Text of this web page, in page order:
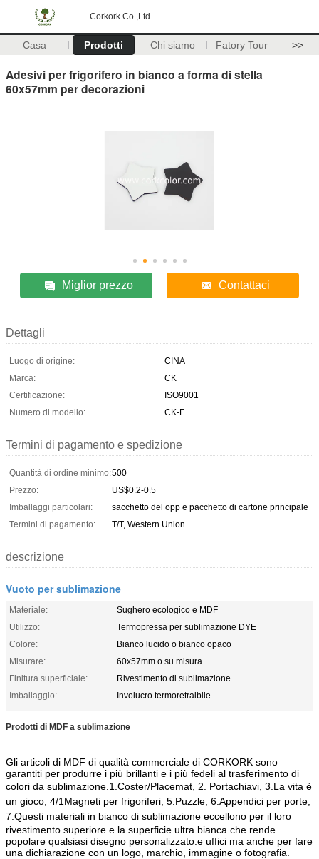
Corkork Co.,Ltd.
Casa Prodotti Chi siamo Fatory Tour >>
Adesivi per frigorifero in bianco a forma di stella
60x57mm per decorazioni
Miglior prezzo Contattaci
Dettagli
Luogo di origine:
CINA
Marca:
CK
Certificazione:
ISO9001
Numero di modello:
CK-F
Termini di pagamento e spedizione
Quantità di ordine minimo:500
Prezzo:
US$0.2-0.5
Imballaggi particolari:
sacchetto del opp e pacchetto di cartone principale
Termini di pagamento:
T/T, Western Union
descrizione
Vuoto per sublimazione
Materiale:
Sughero ecologico e MDF
Utilizzo:
Termopressa per sublimazione DYE
Colore:
Bianco lucido o bianco opaco
Misurare:
60x57mm o su misura
Finitura superficiale:
Rivestimento di sublimazione
Imballaggio:
Involucro termoretraibile
Prodotti di MDF a sublimazione
Gli articoli di MDF di qualità commerciale di CORKORK sono
garantiti per produrre i più brillanti e i più fedeli al trasferimento di
colori da sublimazione. 1.Coster/Placemat, 2. Portachiavi, 3. La vita è
un gioco, 4/1 Magneti per frigoriferi, 5. Puzzle, 6. Appendici per porte,
7. Questi materiali in bianco di sublimazione eccellono per il loro
rivestimento superiore e la superficie ultra bianca che rende
popolare qualsiasi disegno personalizzato.e uffici ma anche per fare
una dichiarazione con un logo, marchio, immagine o fotografia.